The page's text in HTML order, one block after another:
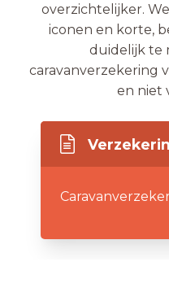
overzichtelijker.
iconen en korte,
duidelijk te
caravanverzekering
en niet